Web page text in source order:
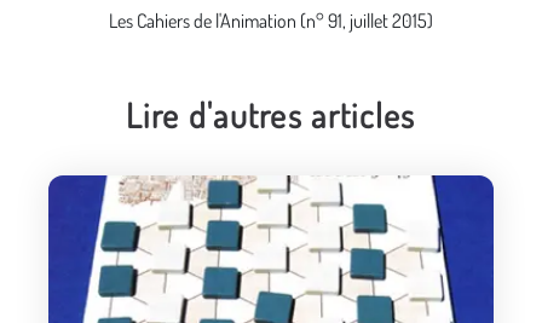
Les Cahiers de l'Animation (n° 91, juillet 2015)
Lire d'autres articles